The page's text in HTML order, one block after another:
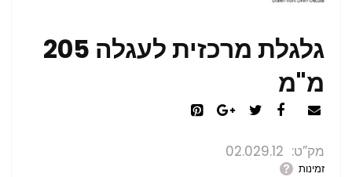
גלגלת מרכזית לעגלה 205
מ"מ
מק”ט 02.029.12
זמינות